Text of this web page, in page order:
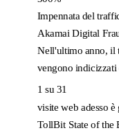
Impennata del
Akamai Digital
Nell'ultimo anno, il
vengono indicizzati
1 su 31
visite web adesso
TollBit State of the